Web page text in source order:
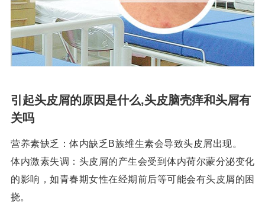
引起头皮屑的原因是什么,头皮脑壳痒和头屑有
关吗
营养素缺乏：体内缺乏B族维生素会导致头皮屑出现。
体内激素失调：头皮屑的产生会受到体内荷尔蒙分泌变化
的影响，如青春期女性在经期前后等可能会有头皮屑的困
挠。